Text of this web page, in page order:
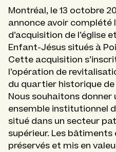
Montréal, le 13 octobre
annonce avoir complété
d’acquisition de l’église
Enfant-Jésus situés à
Cette acquisition
l’opération de
du quartier historique de
Nous souhaitons donner
ensemble institutionnel
situé dans un secteur
supérieur. Les
préservés et mis en